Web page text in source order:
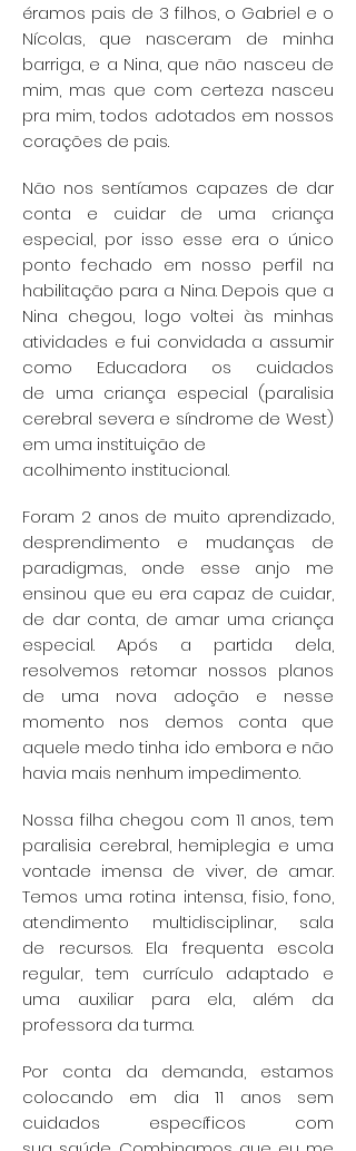
éramos pais de 3 filhos, o Gabriel e o
Nícolas, que nasceram de minha
barriga, e a Nina, que não nasceu de
mim, mas que com certeza nasceu
pra mim, todos adotados em nossos
corações de pais.
Não nos sentíamos capazes de dar
conta e cuidar de uma criança
especial, por isso esse era o único
ponto fechado em nosso perfil na
habilitação para a Nina. Depois que a
Nina chegou, logo voltei às minhas
atividades e fui convidada a assumir
como Educadora os cuidados
de uma criança especial (paralisia
cerebral severa e síndrome de West)
em uma instituição de
acolhimento institucional.
Foram 2 anos de muito aprendizado,
desprendimento e mudanças de
paradigmas, onde esse anjo me
ensinou que eu era capaz de cuidar,
de dar conta, de amar uma criança
especial. Após a partida dela,
resolvemos retomar nossos planos
de uma nova adoção e nesse
momento nos demos conta que
aquele medo tinha ido embora e não
havia mais nenhum impedimento.
Nossa filha chegou com 11 anos, tem
paralisia cerebral, hemiplegia e uma
vontade imensa de viver, de amar.
Temos uma rotina intensa, fisio, fono,
atendimento multidisciplinar, sala
de recursos. Ela frequenta escola
regular, tem currículo adaptado e
uma auxiliar para ela, além da
professora da turma.
Por conta da demanda, estamos
colocando em dia 11 anos sem
cuidados específicos com